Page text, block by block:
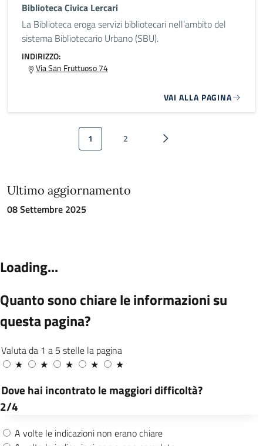
Biblioteca Civica Lercari
La Biblioteca eroga servizi bibliotecari nell’ambito del
sistema Bibliotecario Urbano (SBU).
INDIRIZZO:
Via San Fruttuoso 74
VAI ALLA PAGINA
Paginazione
Pagina attuale
1 Pagina
2 Pagina successiva
Ultimo aggiornamento
08 Settembre 2025